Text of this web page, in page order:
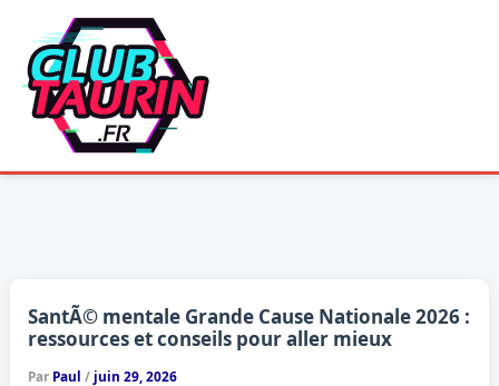
contenu
SantÃ© mentale Grande Cause Nationale 2026 :
ressources et conseils pour aller mieux
Par Paul / juin 29, 2026